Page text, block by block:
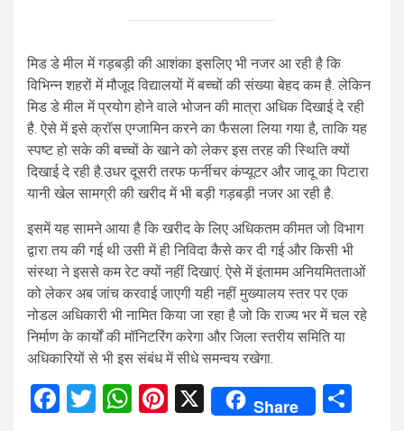
मिड डे मील में गड़बड़ी की आशंका इसलिए भी नजर आ रही है कि
विभिन्न शहरों में मौजूद विद्यालयों में बच्चों की संख्या बेहद कम है. लेकिन
मिड डे मील में प्रयोग होने वाले भोजन की मात्रा अधिक दिखाई दे रही
है. ऐसे में इसे क्रॉस एग्जामिन करने का फैसला लिया गया है, ताकि यह
स्पष्ट हो सके की बच्चों के खाने को लेकर इस तरह की स्थिति क्यों
दिखाई दे रही है.उधर दूसरी तरफ फर्नीचर कंप्यूटर और जादू का पिटारा
यानी खेल सामग्री की खरीद में भी बड़ी गड़बड़ी नजर आ रही है.
इसमें यह सामने आया है कि खरीद के लिए अधिकतम कीमत जो विभाग
द्वारा तय की गई थी उसी में ही निविदा कैसे कर दी गई और किसी भी
संस्था ने इससे कम रेट क्यों नहीं दिखाएं. ऐसे में इंतामम अनियमितताओं
को लेकर अब जांच करवाई जाएगी यही नहीं मुख्यालय स्तर पर एक
नोडल अधिकारी भी नामित किया जा रहा है जो कि राज्य भर में चल रहे
निर्माण के कार्यों की मॉनिटरिंग करेगा और जिला स्तरीय समिति या
अधिकारियों से भी इस संबंध में सीधे समन्वय रखेगा.
Facebook
Twitter
WhatsApp
Pinterest
X Share